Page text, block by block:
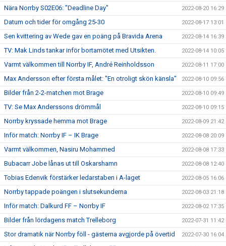
Nära Norrby S02E06: "Deadline Day" 2022-08-20 16:29
Datum och tider för omgång 25-30 2022-08-17 13:01
Sen kvittering av Wede gav en poäng på Bravida Arena 2022-08-14 16:39
TV: Mak Linds tankar inför bortamötet med Utsikten. 2022-08-14 10:05
Varmt välkommen till Norrby IF, André Reinholdsson 2022-08-11 17:00
Max Andersson efter första målet: "En otroligt skön känsla" 2022-08-10 09:56
Bilder från 2-2-matchen mot Brage 2022-08-10 09:49
TV: Se Max Anderssons drömmål 2022-08-10 09:15
Norrby kryssade hemma mot Brage 2022-08-09 21:42
Inför match: Norrby IF – IK Brage 2022-08-08 20:09
Varmt välkommen, Nasiru Mohammed 2022-08-08 17:33
Bubacarr Jobe lånas ut till Oskarshamn 2022-08-08 12:40
Tobias Edenvik förstärker ledarstaben i A-laget 2022-08-05 16:06
Norrby tappade poängen i slutsekunderna 2022-08-03 21:18
Inför match: Dalkurd FF – Norrby IF 2022-08-02 17:35
Bilder från lördagens match Trelleborg 2022-07-31 11:42
Stor dramatik när Norrby föll - gästerna avgjorde på övertid 2022-07-30 16:04